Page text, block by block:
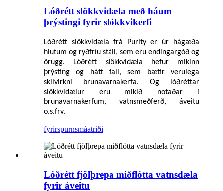
Lóðrétt slökkvidæla með háum
þrýstingi fyrir slökkvikerfi
Lóðrétt slökkvidæla frá Purity er úr hágæða
hlutum og ryðfríu stáli, sem eru endingargóð og
örugg. Lóðrétt slökkvidæla hefur mikinn
þrýsting og hátt fall, sem bætir verulega
skilvirkni brunavarnakerfa. Og lóðréttar
slökkvidælur eru mikið notaðar í
brunavarnakerfum, vatnsmeðferð, áveitu
o.s.frv.
fyrirspurnsmáatriði
Lóðrétt fjölþrepa miðflótta vatnsdæla
fyrir áveitu